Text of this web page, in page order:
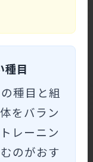
種目
種目と組
をバラン
レーニン
のがおす